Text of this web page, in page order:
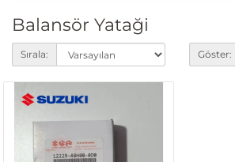
Balansör Yataği
Sırala: Göster: